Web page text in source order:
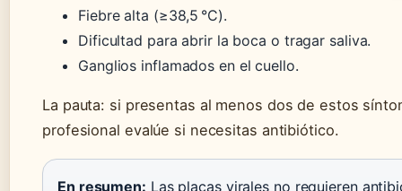
Fiebre alta (≥38,5 °C).
Dificultad para abrir la boca o tragar saliva.
Ganglios inflamados en el cuello.
La pauta: si presentas al menos dos de estos
profesional evalúe si necesitas antibiótico.
En resumen: Las placas virales no requieren